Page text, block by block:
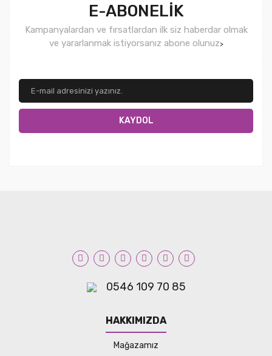
E-ABONELİK
Kampanyalardan ve fırsatlardan ilk siz haberdar olmak
ve yararlanmak istiyorsanız abone olunuz>
KAYDOL
0546 109 70 85
HAKKIMIZDA
Mağazamız